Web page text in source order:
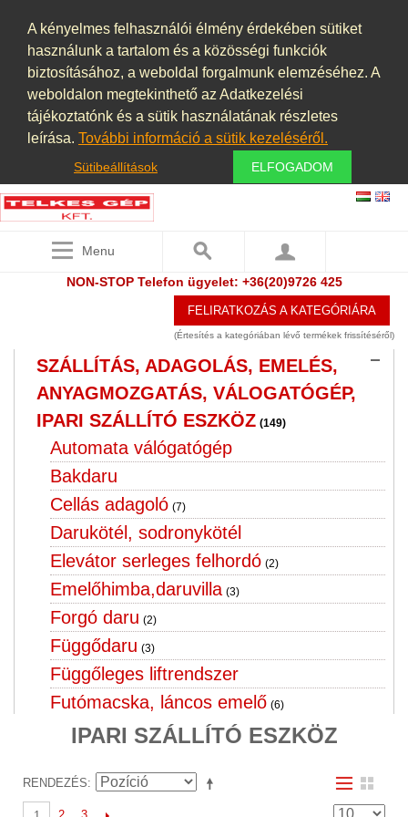
A kényelmes felhasználói élmény érdekében sütiket
használunk a tartalom és a közösségi funkciók
biztosításához, a weboldal forgalmunk elemzéséhez. A
weboldalon megtekinthető az Adatkezelési
tájékoztatónk és a sütik használatának részletes
leírása. További információ a sütik kezeléséről.
Sütibeállítások ELFOGADOM
Menu
NON-STOP Telefon ügyelet: +36(20)9726 425
FELIRATKOZÁS A KATEGÓRIÁRA
(Értesítés a kategóriában lévő termékek frissítéséről)
PNEUMATIKA
PORELSZÍVÓ BERENDEZÉSEK,
ELSZÍVÓ BERENDEZÉSEK,
PORSZŰRŐK, PORLEVÁLASZTÓK,
PORKAMRÁK (9)
ROOTS FÚVÓ
ROZSDAMENTES, SAVÁLLÓ,
SEPRŐGÉP
SZAKÍTÁS VIZSGÁLÓ
SZÁLLÍTÁS, ADAGOLÁS, EMELÉS,
ANYAGMOZGATÁS, VÁLOGATÓGÉP,
IPARI SZÁLLÍTÓ ESZKÖZ (149)
Automata válógatógép
Bakdaru
Cellás adagoló (7)
Darukötél, sodronykötél
Elevátor serleges felhordó (2)
Emelőhimba,daruvilla (3)
Forgó daru (2)
Függődaru (3)
Függőleges liftrendszer
Futómacska, láncos emelő (6)
Görgős pálya (10)
Ipari szállító eszköz
IPARI SZÁLLÍTÓ ESZKÖZ
RENDEZÉS